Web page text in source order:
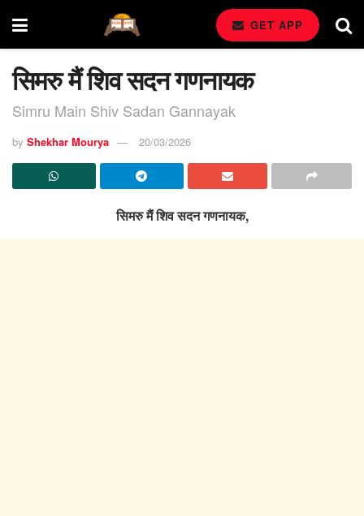
GET APP
सिमरु मैं शिव सदन गणनायक
Simru Main Shiv Sadan Gannayak
by Shekhar Mourya 20/03/2026
सिमरु मैं शिव सदन गणनायक,